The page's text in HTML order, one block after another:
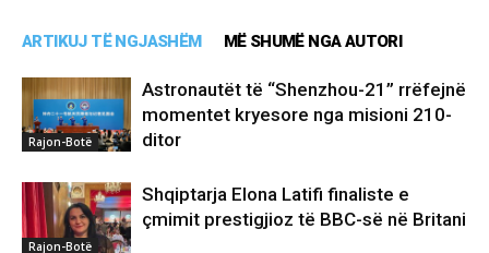
ARTIKUJ TË NGJASHËM MË SHUMË NGA AUTORI
Rajon-Botë
Astronautët të “Shenzhou-21” rrëfejnë
momentet kryesore nga misioni 210-
ditor
Rajon-Botë
Shqiptarja Elona Latifi finaliste e
çmimit prestigjioz të BBC-së në Britani